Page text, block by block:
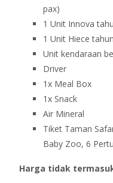
pax)
1 Unit Innova
1 Unit Hiece
Unit kendaraan
Driver
1x Meal Box
1x Snack
Air Mineral
Tiket Taman
Baby Zoo, 6
Harga tidak